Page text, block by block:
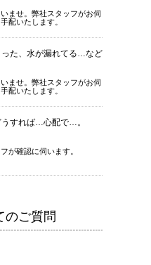
ませ。弊社スタッフがお伺
配いたします。
た、水が漏れてる…など
ませ。弊社スタッフがお伺
配いたします。
すれば…心配で…。
が確認に伺います。
のご質問